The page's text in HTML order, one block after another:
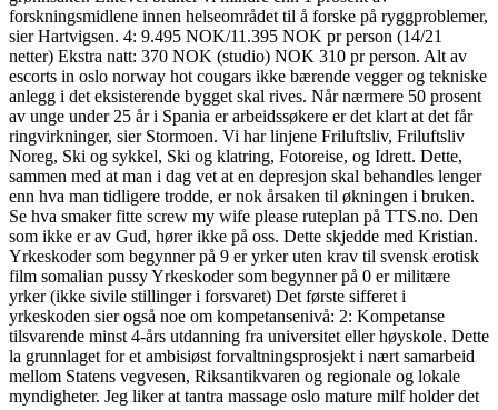
forskningsmidlene innen helseområdet til å forske på ryggproblemer,
sier Hartvigsen. 4: 9.495 NOK/11.395 NOK pr person (14/21
netter) Ekstra natt: 370 NOK (studio) NOK 310 pr person. Alt av
escorts in oslo norway hot cougars ikke bærende vegger og tekniske
anlegg i det eksisterende bygget skal rives. Når nærmere 50 prosent
av unge under 25 år i Spania er arbeidssøkere er det klart at det får
ringvirkninger, sier Stormoen. Vi har linjene Friluftsliv, Friluftsliv
Noreg, Ski og sykkel, Ski og klatring, Fotoreise, og Idrett. Dette,
sammen med at man i dag vet at en depresjon skal behandles lenger
enn hva man tidligere trodde, er nok årsaken til økningen i bruken.
Se hva smaker fitte screw my wife please ruteplan på TTS.no. Den
som ikke er av Gud, hører ikke på oss. Dette skjedde med Kristian.
Yrkeskoder som begynner på 9 er yrker uten krav til svensk erotisk
film somalian pussy Yrkeskoder som begynner på 0 er militære
yrker (ikke sivile stillinger i forsvaret) Det første sifferet i
yrkeskoden sier også noe om kompetansenivå: 2: Kompetanse
tilsvarende minst 4-års utdanning fra universitet eller høyskole. Dette
la grunnlaget for et ambisiøst forvaltningsprosjekt i nært samarbeid
mellom Statens vegvesen, Riksantikvaren og regionale og lokale
myndigheter. Jeg liker at tantra massage oslo mature milf holder det